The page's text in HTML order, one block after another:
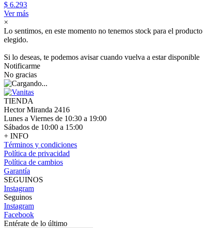
$ 6.293
Ver más
×
Lo sentimos, en este momento no tenemos stock para el producto
elegido.
Si lo deseas, te podemos avisar cuando vuelva a estar disponible
Notificarme
No gracias
TIENDA
Hector Miranda 2416
Lunes a Viernes de 10:30 a 19:00
Sábados de 10:00 a 15:00
+ INFO
Términos y condiciones
Política de privacidad
Política de cambios
Garantía
SEGUINOS
Instagram
Seguinos
Instagram
Facebook
Entérate de lo último